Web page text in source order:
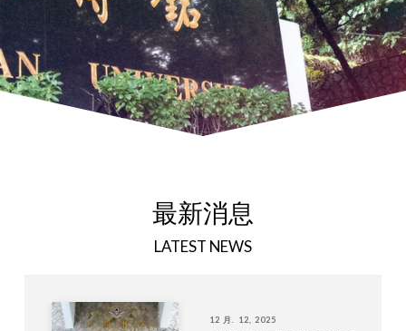
最新消息
LATEST NEWS
12 月. 12, 2025